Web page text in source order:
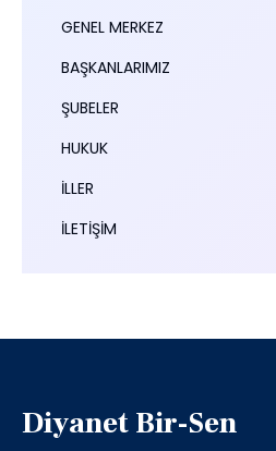
GENEL MERKEZ
BAŞKANLARIMIZ
ŞUBELER
HUKUK
İLLER
İLETİŞİM
Diyanet Bir-Sen